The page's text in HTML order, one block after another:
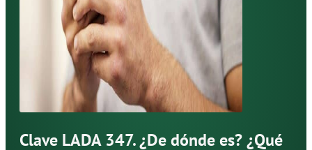
Clave LADA 347. ¿De dónde es? ¿Qué